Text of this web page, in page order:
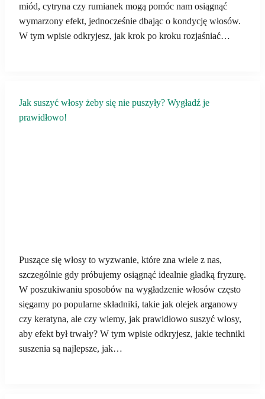
miód, cytryna czy rumianek mogą pomóc nam osiągnąć
wymarzony efekt, jednocześnie dbając o kondycję włosów.
W tym wpisie odkryjesz, jak krok po kroku rozjaśniać…
Jak suszyć włosy żeby się nie puszyły? Wygładź je
prawidłowo!
Puszące się włosy to wyzwanie, które zna wiele z nas,
szczególnie gdy próbujemy osiągnąć idealnie gładką fryzurę.
W poszukiwaniu sposobów na wygładzenie włosów często
sięgamy po popularne składniki, takie jak olejek arganowy
czy keratyna, ale czy wiemy, jak prawidłowo suszyć włosy,
aby efekt był trwały? W tym wpisie odkryjesz, jakie techniki
suszenia są najlepsze, jak…